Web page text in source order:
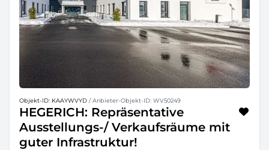
Objekt-ID: KAAYWVYD / Anbieter-Objekt-ID: WV50249
HEGERICH: Repräsentative
Ausstellungs-/ Verkaufsräume mit
guter Infrastruktur!